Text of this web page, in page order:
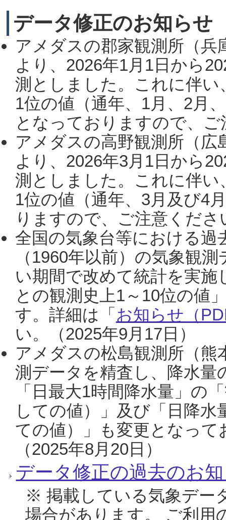
データ修正のお知らせ
アメダスの郡家観測所（
より、2026年1月1日から
測としました。これに伴い
1位の値（通年、1月、2月
となっておりますので、
アメダスの高野観測所（
より、2026年3月1日から
測としました。これに伴い
1位の値（通年、3月及び4
りますので、ご注意くだ
全国の気象台等における過
（1960年以前）の気象観
い期間で改めて統計を実
との観測史上1～10位の値
す。詳細は「 お知らせ（
い。（2025年9月17日）
アメダスの松島観測所（熊
測データを精査し、降水
「日最大1時間降水量」の
しての値）」及び「日降
ての値）」も変更となっ
（2025年8月20日）
データ修正の過去のお
※ 掲載している気象デー
場合があります。 ご利用